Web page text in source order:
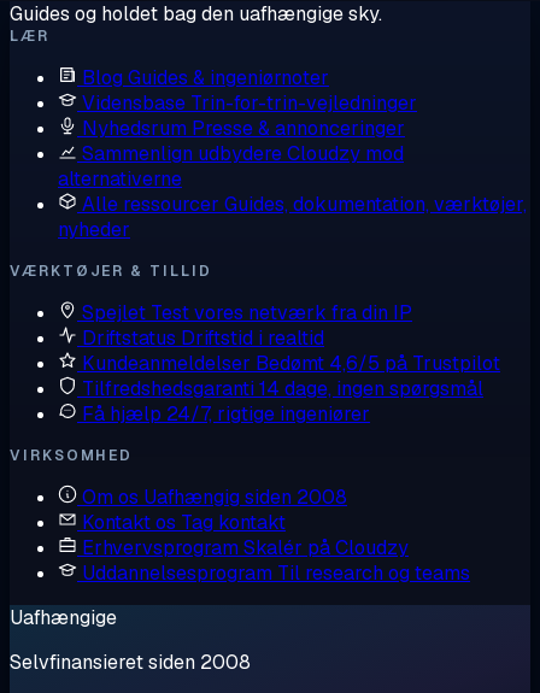
Guides og holdet bag den uafhængige sky.
LÆR
Blog Guides & ingeniørnoter
Vidensbase Trin-for-trin-vejledninger
Nyhedsrum Presse & annonceringer
Sammenlign udbydereCloudzy mod
alternativerne
Alle ressourcer Guides, dokumentation, værktøjer,
nyheder
VÆRKTØJER & TILLID
Spejlet Test vores netværk fra din IP
Driftstatus Driftstid i realtid
Kundeanmeldelser Bedømt 4,6/5 på Trustpilot
Tilfredshedsgaranti 14 dage, ingen spørgsmål
Få hjælp 24/7, rigtige ingeniører
VIRKSOMHED
Om os Uafhængig siden 2008
Kontakt os Tag kontakt
Erhvervsprogram Skalér på Cloudzy
Uddannelsesprogram Til research og teams
Uafhængige
Selvfinansieret siden 2008